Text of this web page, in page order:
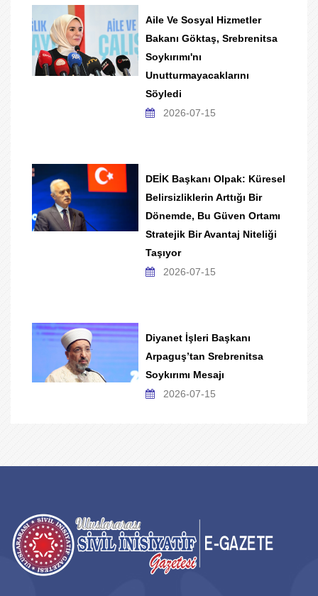
Aile Ve Sosyal Hizmetler
Bakanı Göktaş, Srebrenitsa
Soykırımı'nı
Unutturmayacaklarını
Söyledi
2026-07-15
DEİK Başkanı Olpak: Küresel
Belirsizliklerin Arttığı Bir
Dönemde, Bu Güven Ortamı
Stratejik Bir Avantaj Niteliği
Taşıyor
2026-07-15
Diyanet İşleri Başkanı
Arpaguş’tan Srebrenitsa
Soykırımı Mesajı
2026-07-15